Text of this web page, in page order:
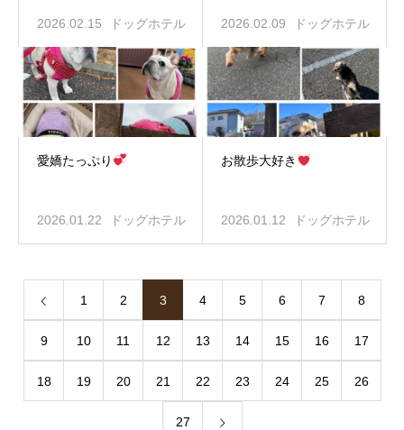
2026.02.15 ドッグホテル 2026.02.09 ドッグホテル
愛嬌たっぷり
2026.01.22 ドッグホテル
お散歩大好き
2026.01.12 ドッグホテル
1 2 3 4 5 6 7 8
9 10 11 12 13 14 15 16 17
18 19 20 21 22 23 24 25 26
27